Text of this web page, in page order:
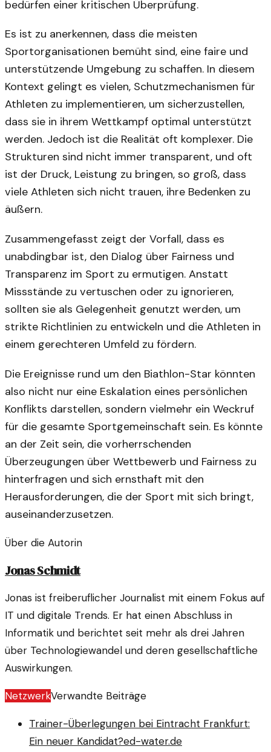
bedürfen einer kritischen Überprüfung.
Es ist zu anerkennen, dass die meisten
Sportorganisationen bemüht sind, eine faire und
unterstützende Umgebung zu schaffen. In diesem
Kontext gelingt es vielen, Schutzmechanismen für
Athleten zu implementieren, um sicherzustellen,
dass sie in ihrem Wettkampf optimal unterstützt
werden. Jedoch ist die Realität oft komplexer. Die
Strukturen sind nicht immer transparent, und oft
ist der Druck, Leistung zu bringen, so groß, dass
viele Athleten sich nicht trauen, ihre Bedenken zu
äußern.
Zusammengefasst zeigt der Vorfall, dass es
unabdingbar ist, den Dialog über Fairness und
Transparenz im Sport zu ermutigen. Anstatt
Missstände zu vertuschen oder zu ignorieren,
sollten sie als Gelegenheit genutzt werden, um
strikte Richtlinien zu entwickeln und die Athleten in
einem gerechteren Umfeld zu fördern.
Die Ereignisse rund um den Biathlon-Star könnten
also nicht nur eine Eskalation eines persönlichen
Konflikts darstellen, sondern vielmehr ein Weckruf
für die gesamte Sportgemeinschaft sein. Es könnte
an der Zeit sein, die vorherrschenden
Überzeugungen über Wettbewerb und Fairness zu
hinterfragen und sich ernsthaft mit den
Herausforderungen, die der Sport mit sich bringt,
auseinanderzusetzen.
Über die Autorin
Jonas Schmidt
Jonas ist freiberuflicher Journalist mit einem Fokus auf
IT und digitale Trends. Er hat einen Abschluss in
Informatik und berichtet seit mehr als drei Jahren
über Technologiewandel und deren gesellschaftliche
Auswirkungen.
NetzwerkVerwandte Beiträge
Trainer-Überlegungen bei Eintracht Frankfurt:
Ein neuer Kandidat?ed-water.de